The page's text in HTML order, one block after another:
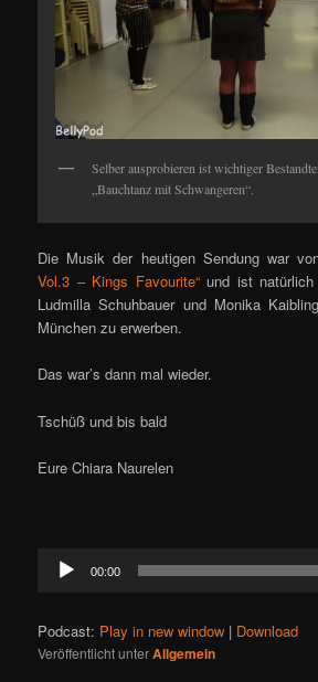
Selber ausprobieren ist wichtiger
„Bauchtanz mit Schwangeren“.
Die Musik der heutigen Sendung war
Vol.3 – Kings Favourite“und ist natürlich
Ludmilla Schuhbauer und Monika
München zu erwerben.
Das war’s dann mal wieder.
Tschüß und bis bald
Eure Chiara Naurelen
Audio-
Player
00:00
Podcast: Play in new window | Download
Veröffentlicht unterAllgemein